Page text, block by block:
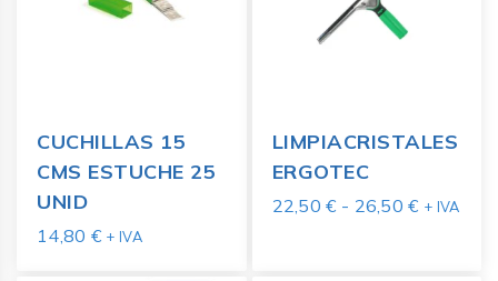
CUCHILLAS 15
CMS ESTUCHE 25
UNID
14,80 € + IVA
LIMPIACRISTALES
ERGOTEC
22,50€ - 26,50€ + IVA